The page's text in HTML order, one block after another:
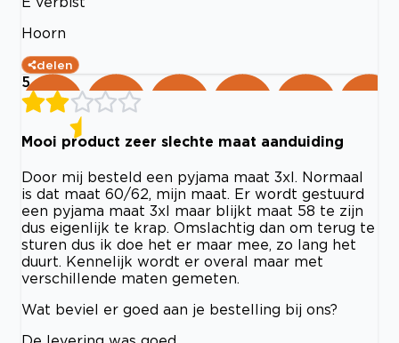
Hoorn
delen
5
Mooi product zeer slechte maat aanduiding
Door mij besteld een pyjama maat 3xl. Normaal
is dat maat 60/62, mijn maat. Er wordt gestuurd
een pyjama maat 3xl maar blijkt maat 58 te zijn
dus eigenlijk te krap. Omslachtig dan om terug te
sturen dus ik doe het er maar mee, zo lang het
duurt. Kennelijk wordt er overal maar met
verschillende maten gemeten.
Wat beviel er goed aan je bestelling bij ons?